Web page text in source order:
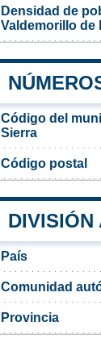
Densidad de
Valdemorillo de
Código del
Sierra
Código postal
DIVISIÓN
País
Comunidad
Provincia